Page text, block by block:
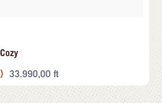
33.990,00 ft